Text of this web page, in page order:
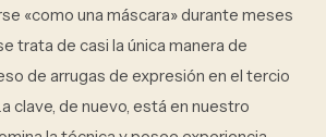
«como una máscara» durante meses
trata de casi la única manera de
de arrugas de expresión en el tercio
clave, de nuevo, está en nuestro